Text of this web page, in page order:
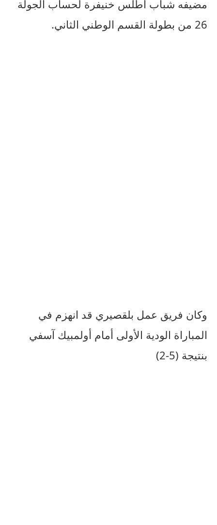
مضيفه شباب أطلس خنيفرة لحساب الجولة
26 من بطولة القسم الوطني الثاني.
وكان فريق عمل بلقصيري قد انهزم في
المباراة الودية الأولى أمام أولمبيك آسفي
بنتيجة (5-2)